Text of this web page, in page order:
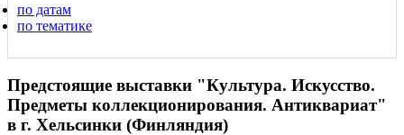
по датам
по тематике
Предстоящие выставки "Культура. Искусство.
Предметы коллекционирования. Антиквариат"
в г. Хельсинки (Финляндия)